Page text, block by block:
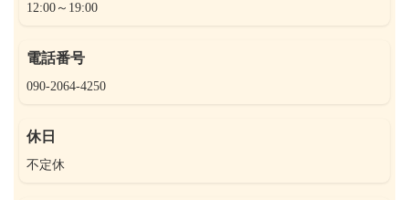
12:00～19:00
電話番号
090-2064-4250
休日
不定休